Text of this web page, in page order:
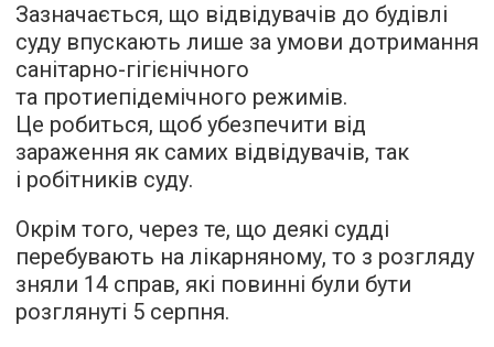
Зазначається, що відвідувачів до будівлі
суду впускають лише за умови дотримання
санітарно-гігієнічного
та протиепідемічного режимів.
Це робиться, щоб убезпечити від
зараження як самих відвідувачів, так
і робітників суду.
Окрім того, через те, що деякі судді
перебувають на лікарняному, то з розгляду
зняли 14 справ, які повинні були бути
розглянуті 5 серпня.